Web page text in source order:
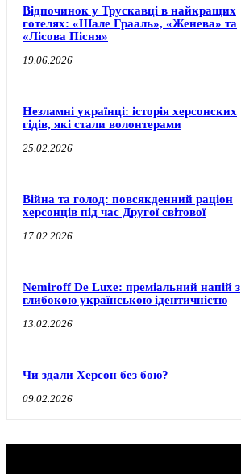
Відпочинок у Трускавці в найкращих
готелях: «Шале Грааль», «Женева» та
«Лісова Пісня»
19.06.2026
Незламні українці: історія херсонских
гідів, які стали волонтерами
25.02.2026
Війна та голод: повсякденний раціон
херсонців під час Другої світової
17.02.2026
Nemiroff De Luxe: преміальний напій з
глибокою українською ідентичністю
13.02.2026
Чи здали Херсон без бою?
09.02.2026